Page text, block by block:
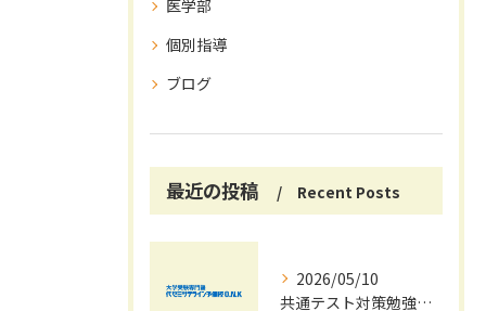
医学部
個別指導
ブログ
最近の投稿 Recent Posts
2026/05/10
共通テスト対策勉強は早めに始めましょう！